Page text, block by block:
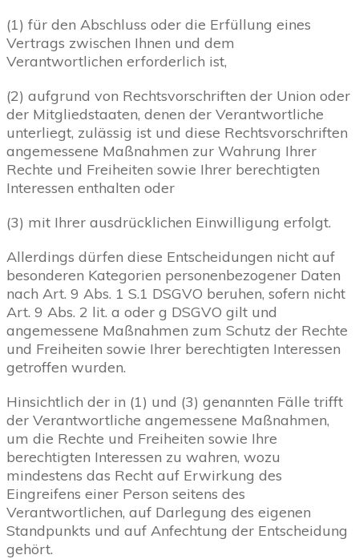
(1) für den Abschluss oder die Erfüllung eines
Vertrags zwischen Ihnen und dem
Verantwortlichen erforderlich ist,
(2) aufgrund von Rechtsvorschriften der Union oder
der Mitgliedstaaten, denen der Verantwortliche
unterliegt, zulässig ist und diese Rechtsvorschriften
angemessene Maßnahmen zur Wahrung Ihrer
Rechte und Freiheiten sowie Ihrer berechtigten
Interessen enthalten oder
(3) mit Ihrer ausdrücklichen Einwilligung erfolgt.
Allerdings dürfen diese Entscheidungen nicht auf
besonderen Kategorien personenbezogener Daten
nach Art. 9 Abs. 1 S.1 DSGVO beruhen, sofern nicht
Art. 9 Abs. 2 lit. a oder g DSGVO gilt und
angemessene Maßnahmen zum Schutz der Rechte
und Freiheiten sowie Ihrer berechtigten Interessen
getroffen wurden.
Hinsichtlich der in (1) und (3) genannten Fälle trifft
der Verantwortliche angemessene Maßnahmen,
um die Rechte und Freiheiten sowie Ihre
berechtigten Interessen zu wahren, wozu
mindestens das Recht auf Erwirkung des
Eingreifens einer Person seitens des
Verantwortlichen, auf Darlegung des eigenen
Standpunkts und auf Anfechtung der Entscheidung
gehört.